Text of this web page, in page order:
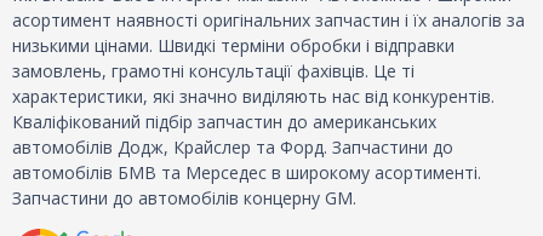
асортимент наявності оригінальних запчастин і їх аналогів за
низькими цінами. Швидкі терміни обробки і відправки
замовлень, грамотні консультації фахівців. Це ті
характеристики, які значно виділяють нас від конкурентів.
Кваліфікований підбір запчастин до американських
автомобілів Додж, Крайслер та Форд. Запчастини до
автомобілів БМВ та Мерседес в широкому асортименті.
Запчастини до автомобілів концерну GM.